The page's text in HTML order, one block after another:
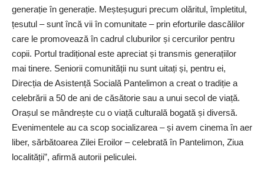
generație în generație. Meșteșuguri precum olăritul, împletitul,
țesutul – sunt încă vii în comunitate – prin eforturile dascălilor
care le promovează în cadrul cluburilor și cercurilor pentru
copii. Portul tradițional este apreciat și transmis generațiilor
mai tinere. Seniorii comunității nu sunt uitați și, pentru ei,
Direcția de Asistență Socială Pantelimon a creat o tradiție a
celebrării a 50 de ani de căsătorie sau a unui secol de viață.
Orașul se mândrește cu o viață culturală bogată și diversă.
Evenimentele au ca scop socializarea – și avem cinema în aer
liber, sărbătoarea Zilei Eroilor – celebrată în Pantelimon, Ziua
localității”, afirmă autorii peliculei.